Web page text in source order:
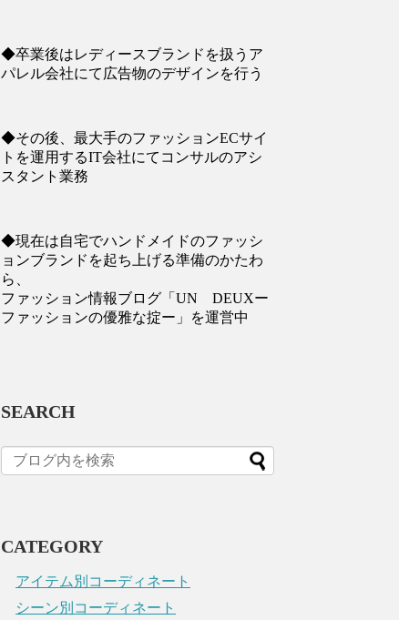
◆卒業後はレディースブランドを扱うア
パレル会社にて広告物のデザインを行う
◆その後、最大手のファッションECサイ
トを運用するIT会社にてコンサルのアシ
スタント業務
◆現在は自宅でハンドメイドのファッシ
ョンブランドを起ち上げる準備のかたわ
ら、
ファッション情報ブログ「UN DEUXー
ファッションの優雅な掟ー」を運営中
SEARCH
CATEGORY
アイテム別コーディネート
シーン別コーディネート